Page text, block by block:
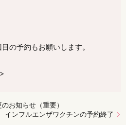
予約もお願いします。
お知らせ（重要）
インフルエンザワクチンの予約終了​